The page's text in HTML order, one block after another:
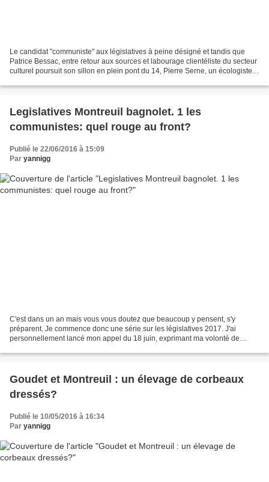
Le candidat "communiste" aux législatives à peine désigné et tandis que
Patrice Bessac, entre retour aux sources et labourage clientéliste du secteur
culturel poursuit son sillon en plein pont du 14, Pierre Serne, un écologiste
Legislatives Montreuil bagnolet. 1 les
communistes: quel rouge au front?
Publié le 22/06/2016 à 15:09
Par yannigg
C'est dans un an mais vous vous doutez que beaucoup y pensent, s'y
préparent. Je commence donc une série sur les législatives 2017. J'ai
personnellement lancé mon appel du 18 juin, exprimant ma volonté de
Goudet et Montreuil : un élevage de corbeaux
dressés?
Publié le 10/05/2016 à 16:34
Par yannigg